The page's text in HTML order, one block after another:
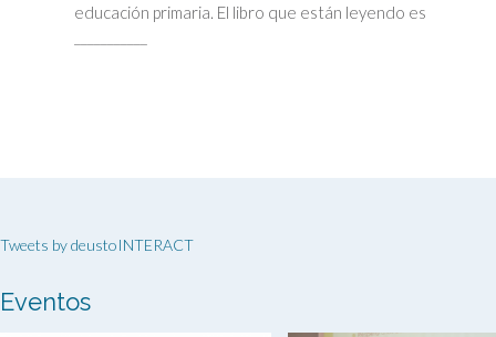
educación primaria. El libro que están leyendo es
Tweets by deustoINTERACT
Eventos